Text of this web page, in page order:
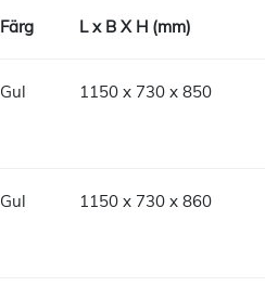
Färg L x B X H (mm)
Gul 1150 x 730 x 850
Gul 1150 x 730 x 860